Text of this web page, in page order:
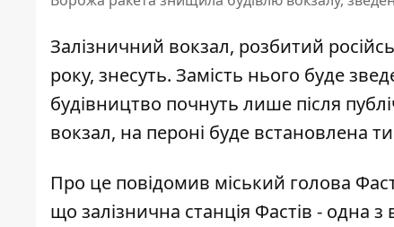
Залізничний вокзал, розбитий
року, знесуть. Замість нього буде
будівництво почнуть лише після
вокзал, на пероні буде встановлена
Про це повідомив міський голова
що залізнична станція Фастів - одна